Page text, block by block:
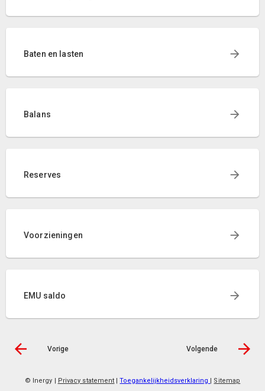
Baten en lasten
Balans
Reserves
Voorzieningen
EMU saldo
Vorige Volgende
© Inergy | Privacy statement |Toegankelijkheidsverklaring | Sitemap